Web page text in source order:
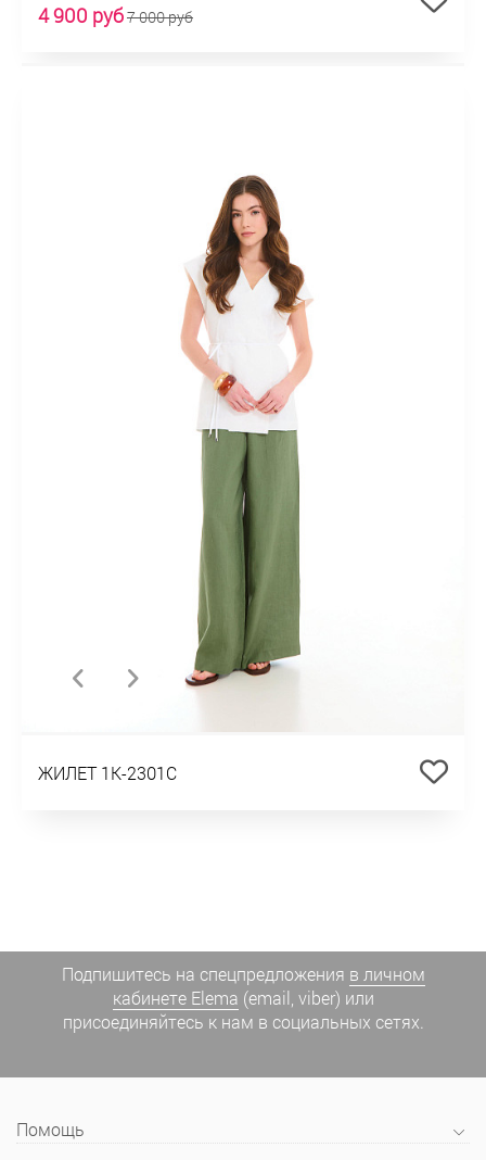
4 900 руб7 000 руб
ЖИЛЕТ 1К-2301С
Подпишитесь на спецпредложения в личном
кабинете Elema (email, viber) или
присоединяйтесь к нам в социальных сетях.
Помощь